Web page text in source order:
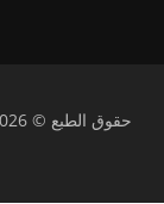
حقوق الطبع © 2026 منصة المدرسة الذكية الفلسطينية